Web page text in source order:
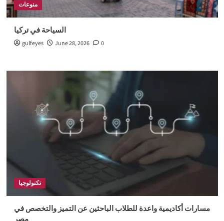
منوعات
السياحة في تركيا
gulfeyes June 28, 2026 0
تكنولوجيا
مسارات أكاديمية واعدة للطلاب الباحثين عن التميز والتخصص في